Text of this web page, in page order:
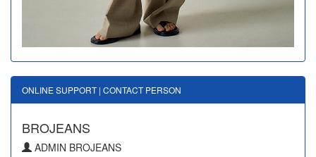
ONLINE SUPPORT | CONTACT PERSON
BROJEANS
ADMIN BROJEANS